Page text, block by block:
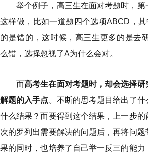
举个例子，高三生在面对考题时，
这样做，比如一道题四个选项ABCD，
的是错的，这时候，高三生更多的是去
么错，选择忽视了A为什么会对。
而高考生在面对考题时，却会选择研
解题的入手点 。不断的思考题目给出了
什么结果？而要得到这个结果，上一步
次的罗列出需要解决的问题后，再将问
果的同时，也培养了自己举一反三的能